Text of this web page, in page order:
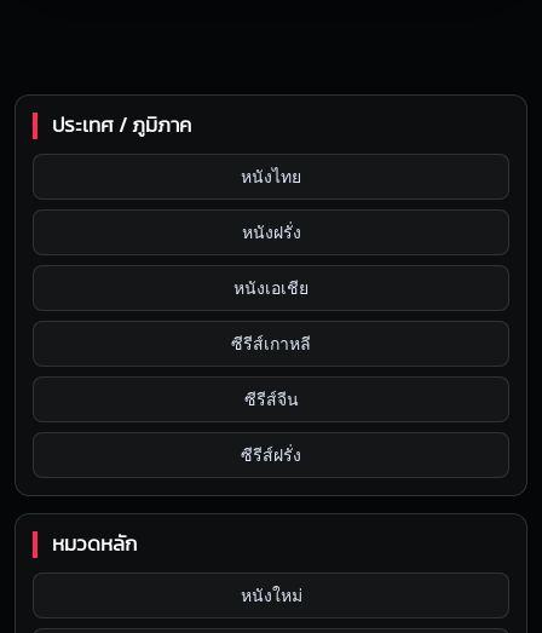
ประเทศ / ภูมิภาค
หนังไทย
หนังฝรั่ง
หนังเอเชีย
ซีรีส์เกาหลี
ซีรีส์จีน
ซีรีส์ฝรั่ง
หมวดหลัก
หนังใหม่